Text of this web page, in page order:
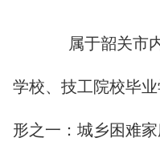
属于韶关市
学校、技工院校毕
形之一：城乡困难